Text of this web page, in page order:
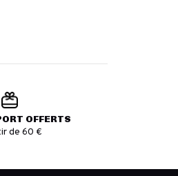
OFFERTS
de 60 €